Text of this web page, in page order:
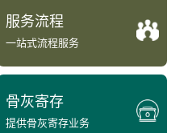
服务流程
一站式流程服务
骨灰寄存
提供骨灰寄存业务